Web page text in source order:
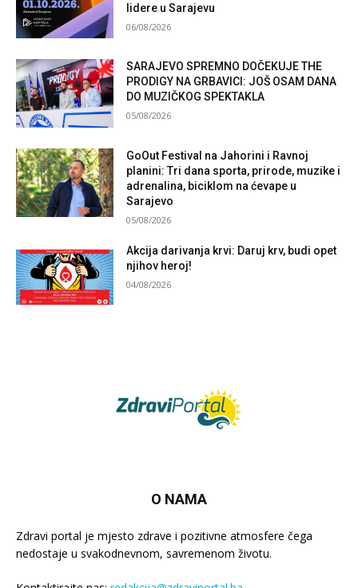
lidere u Sarajevu
06/08/2026
SARAJEVO SPREMNO DOČEKUJE THE
PRODIGY NA GRBAVICI: JOŠ OSAM DANA
DO MUZIČKOG SPEKTAKLA
05/08/2026
GoOut Festival na Jahorini i Ravnoj
planini: Tri dana sporta, prirode, muzike i
adrenalina, biciklom na ćevape u
Sarajevo
05/08/2026
Akcija darivanja krvi: Daruj krv, budi opet
njihov heroj!
04/08/2026
O NAMA
Zdravi portal je mjesto zdrave i pozitivne atmosfere čega
nedostaje u svakodnevnom, savremenom životu.